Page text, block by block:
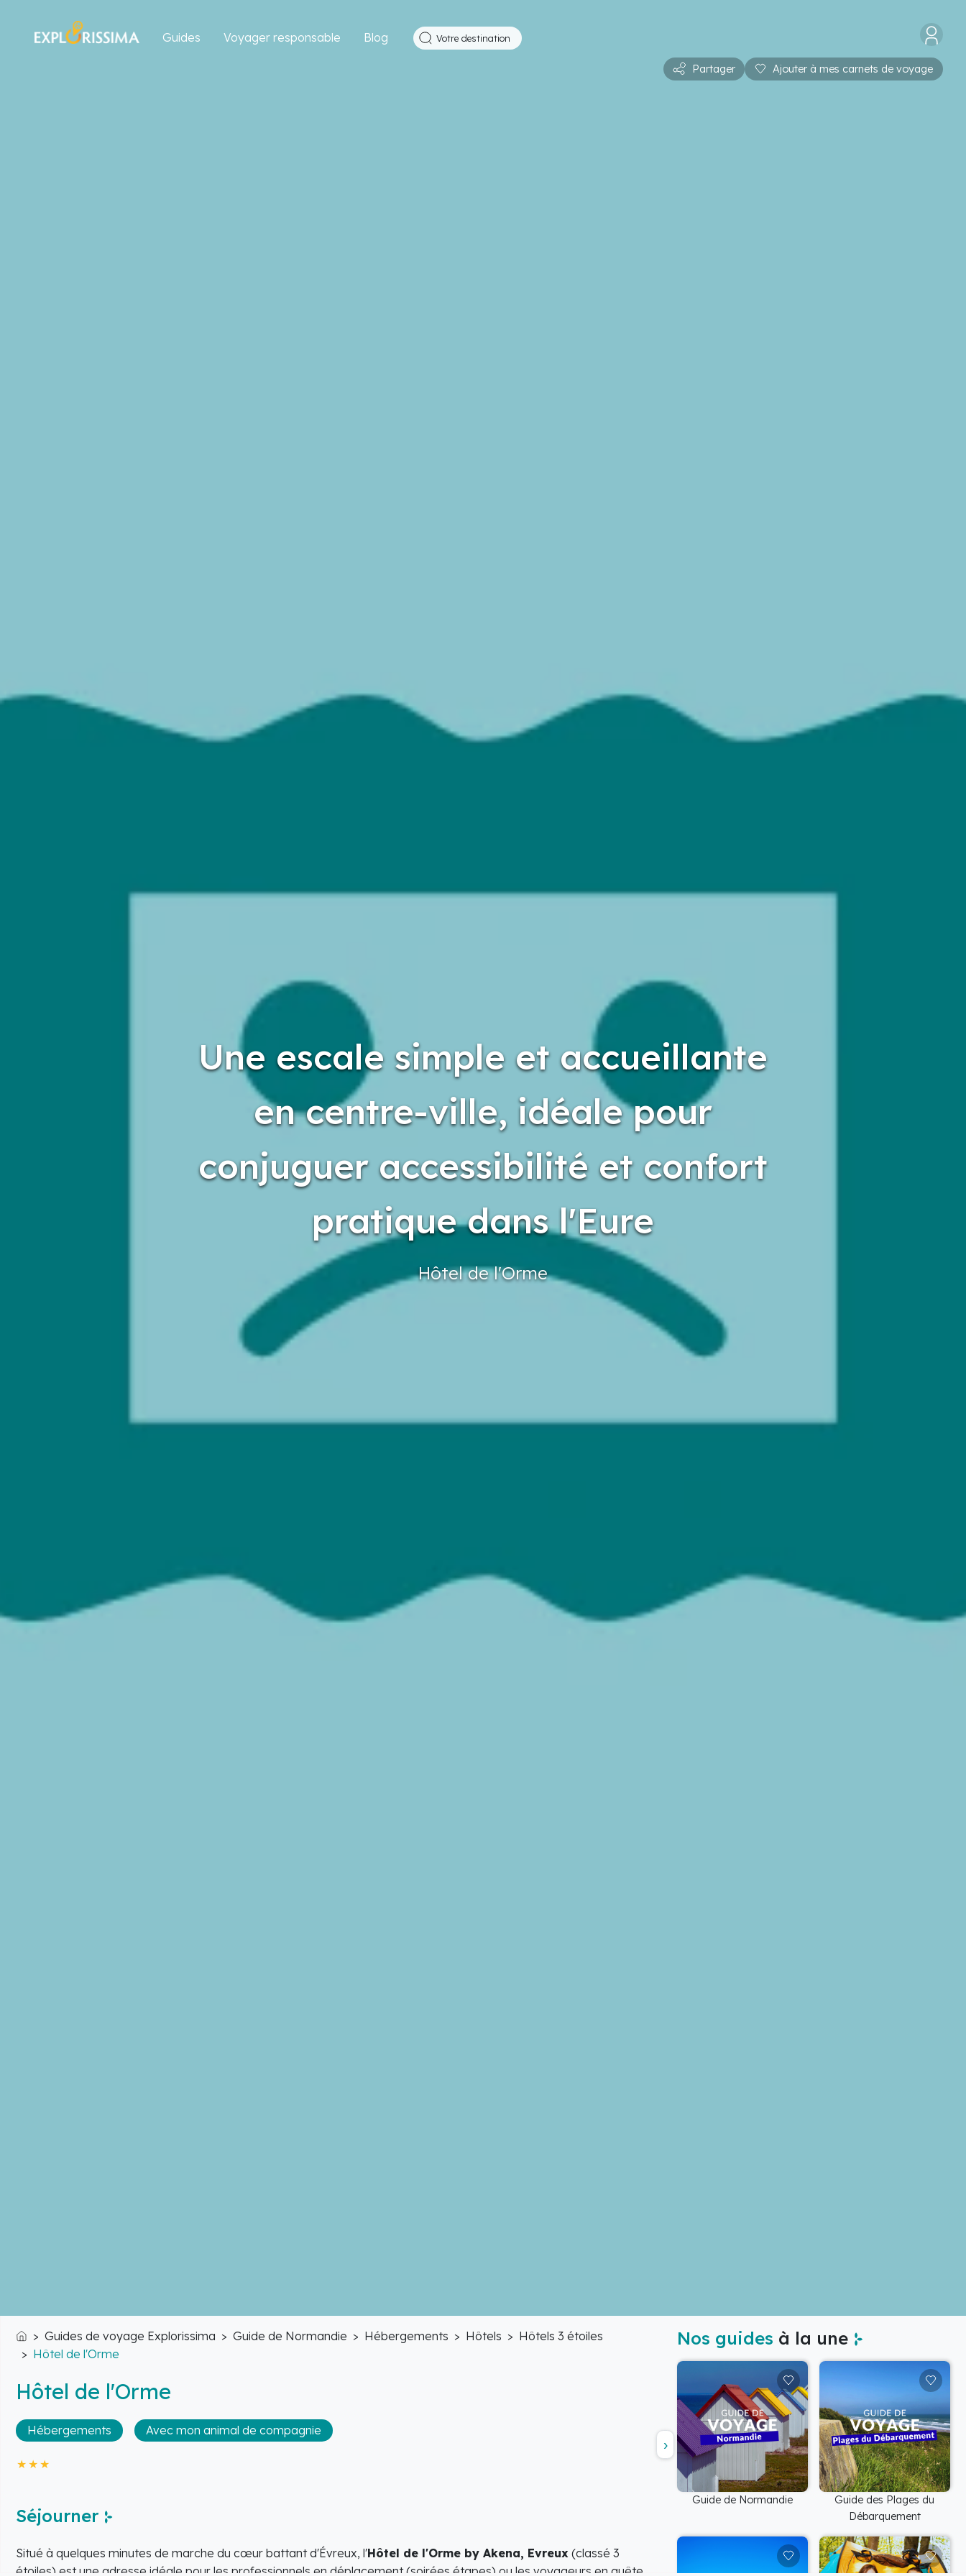
Partager Ajouter à mes carnets de voyage
Une escale simple et accueillante
en centre-ville, idéale pour
conjuguer accessibilité et confort
pratique dans l'Eure
Hôtel de l'Orme
Accueil
Guides de voyage Explorissima Guide de Normandie Hébergements Hôtels
Hôtels 3 étoiles
Hôtel de l'Orme
Hôtel de l'Orme
Hébergements Avec mon animal de compagnie
Séjourner
Situé à quelques minutes de marche du cœur battant d'Évreux, l'Hôtel de l'Orme by Akena, Evreux (classé 3
étoiles) est une adresse idéale pour les professionnels en déplacement (soirées étapes) ou les voyageurs en quête
Nos guides à la une
Guide de Normandie
Guide des Plages du
Débarquement
Guides Voyager responsable Blog Votre destination